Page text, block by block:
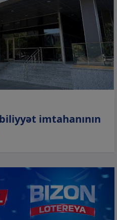
imtahanının